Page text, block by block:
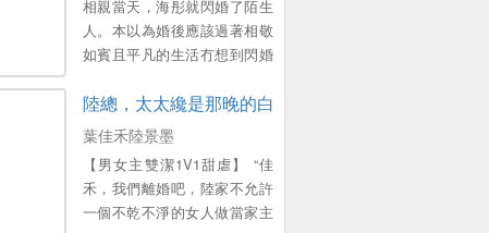
相親當天，海彤就閃婚了陌生
人。本以為婚後應該過著相敬
如賓且平凡的生活冇想到閃婚
讓她驚訝的是，每次她麵臨困
境，他一出麵，所有的事情都
能迎刃而解。等到她追問時，
他總是說運氣好，直到有一
天，她看了莞城千億首富因為
寵妻而出名的采訪，驚訝地發
陸總，太太纔是那晚的白月光葉佳禾陸景墨
葉佳禾陸景墨
【男女主雙潔1V1甜虐】 “佳
禾，我們離婚吧，陸家不允許
一個不乾不淨的女人做當家主